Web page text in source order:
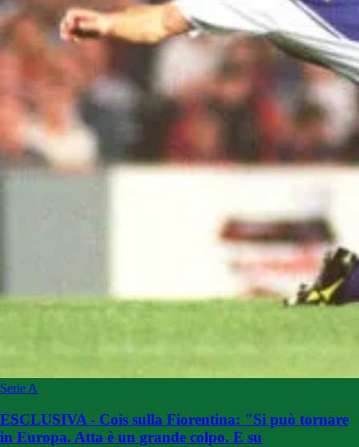
Serie A
ESCLUSIVA - Cois sulla Fiorentina: "Si può tornare
in Europa. Atta è un grande colpo. E su